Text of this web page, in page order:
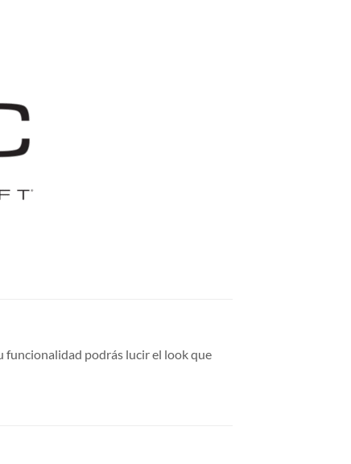
funcionalidad podrás lucir el look que